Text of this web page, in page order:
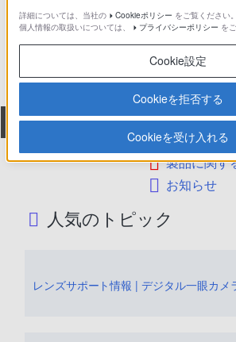
SAL55200-2
全て ダウンロード 取扱説明書
製品に関す
お知らせ
人気のトピック
レンズサポート情報 | デジタル一眼カメ
詳細については、当社の
Cookieポリシー をご覧ください。
個人情報の取扱いについては、
プライバシーポリシー を
Cookie設定
Cookieを拒否する
Cookieを受け入れる